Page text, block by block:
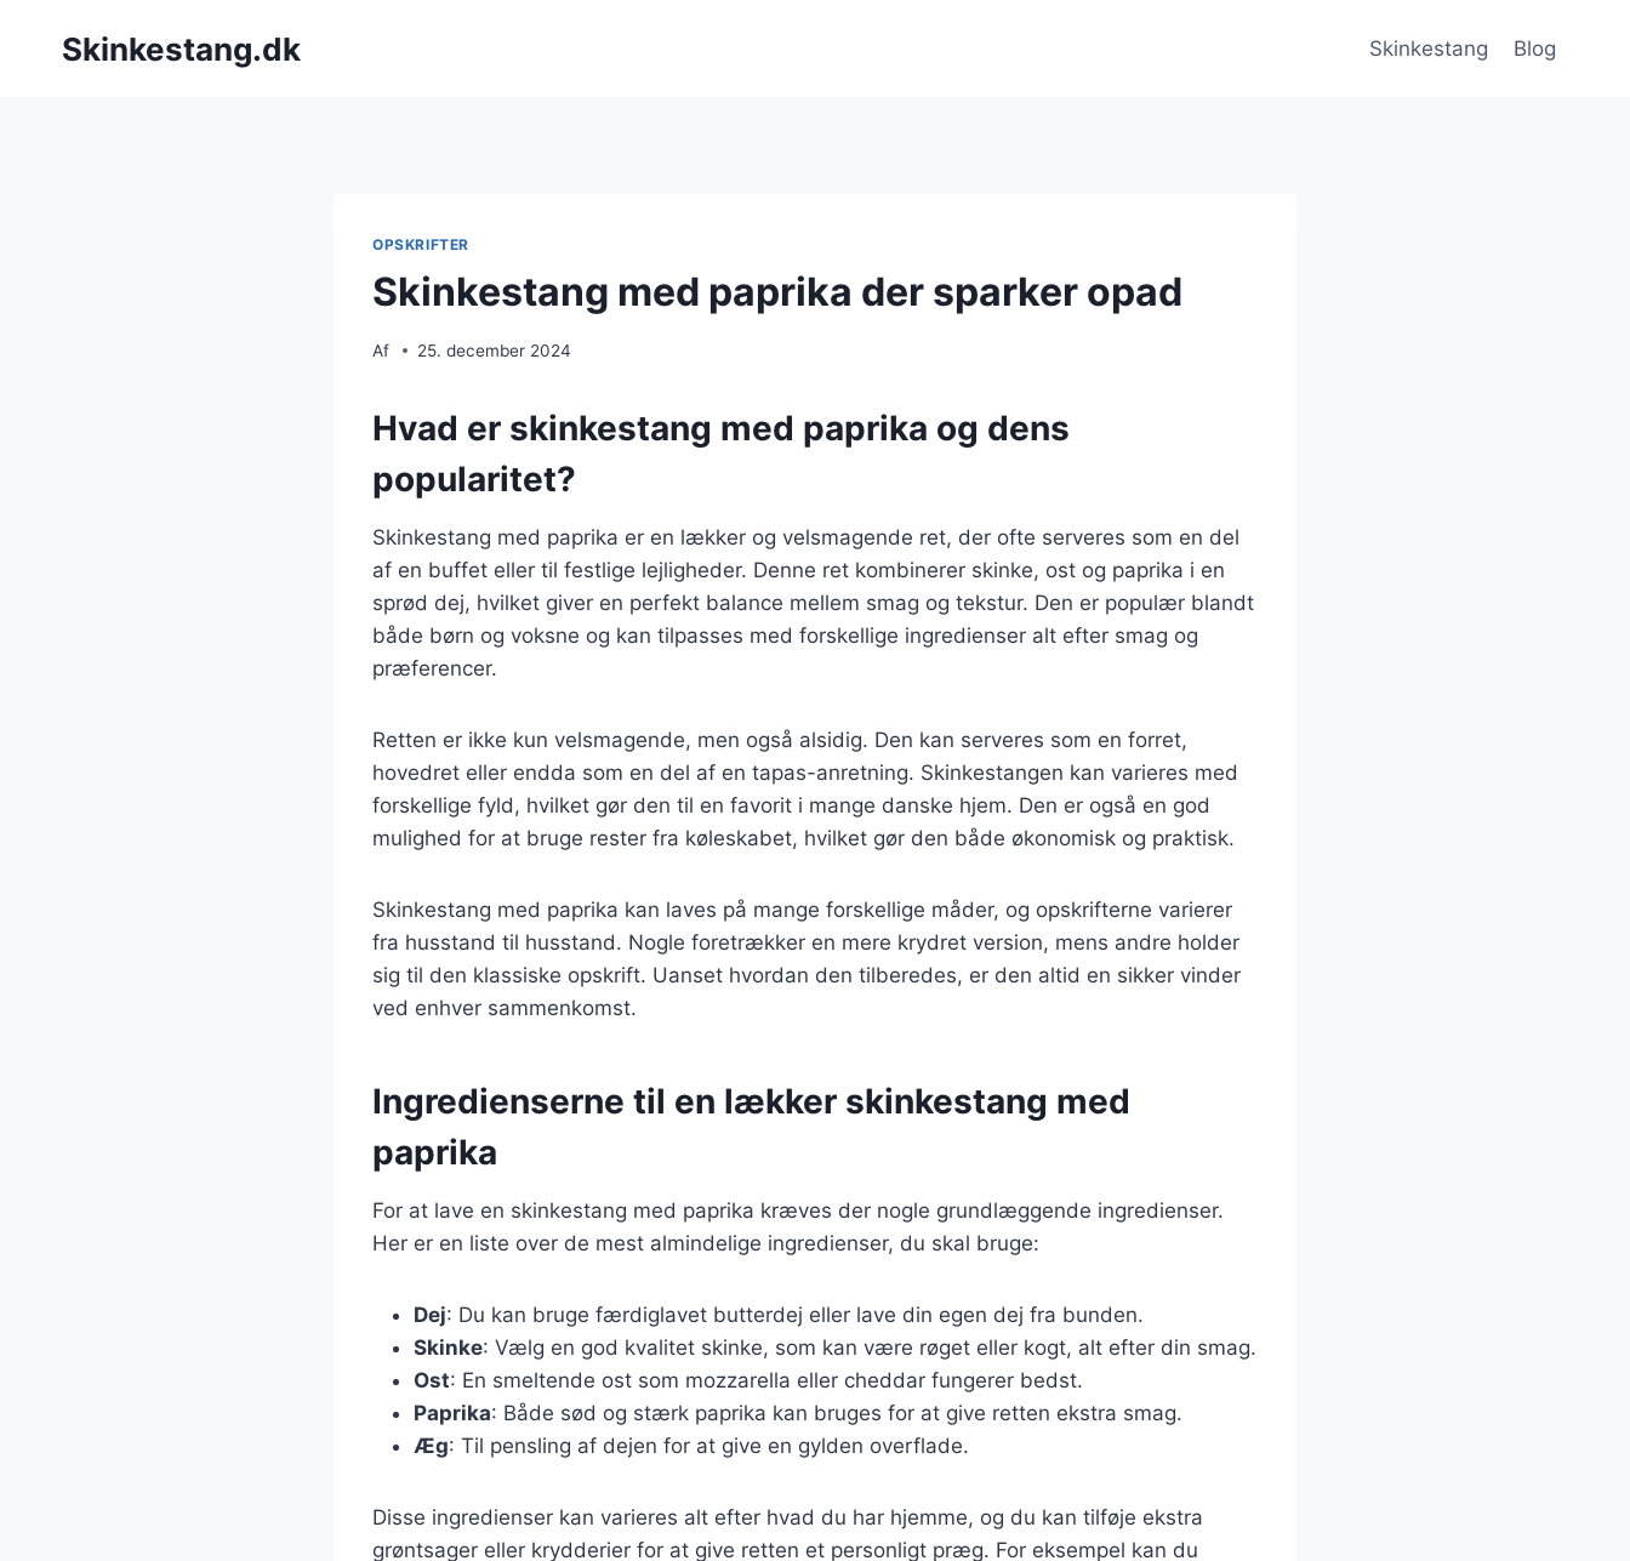
Skinkestang.dk Skinkestang Blog
OPSKRIFTER
Skinkestang med paprika der sparker opad
Af 25. december 2024
Hvad er skinkestang med paprika og dens
popularitet?
Skinkestang med paprika er en lækker og velsmagende ret, der ofte serveres som en del
af en buffet eller til festlige lejligheder. Denne ret kombinerer skinke, ost og paprika i en
sprød dej, hvilket giver en perfekt balance mellem smag og tekstur. Den er populær blandt
både børn og voksne og kan tilpasses med forskellige ingredienser alt efter smag og
præferencer.
Retten er ikke kun velsmagende, men også alsidig. Den kan serveres som en forret,
hovedret eller endda som en del af en tapas-anretning. Skinkestangen kan varieres med
forskellige fyld, hvilket gør den til en favorit i mange danske hjem. Den er også en god
mulighed for at bruge rester fra køleskabet, hvilket gør den både økonomisk og praktisk.
Skinkestang med paprika kan laves på mange forskellige måder, og opskrifterne varierer
fra husstand til husstand. Nogle foretrækker en mere krydret version, mens andre holder
sig til den klassiske opskrift. Uanset hvordan den tilberedes, er den altid en sikker vinder
ved enhver sammenkomst.
Ingredienserne til en lækker skinkestang med
paprika
For at lave en skinkestang med paprika kræves der nogle grundlæggende ingredienser.
Her er en liste over de mest almindelige ingredienser, du skal bruge:
Dej: Du kan bruge færdiglavet butterdej eller lave din egen dej fra bunden.
Skinke: Vælg en god kvalitet skinke, som kan være røget eller kogt, alt efter din smag.
Ost: En smeltende ost som mozzarella eller cheddar fungerer bedst.
Paprika: Både sød og stærk paprika kan bruges for at give retten ekstra smag.
Æg: Til pensling af dejen for at give en gylden overflade.
Disse ingredienser kan varieres alt efter hvad du har hjemme, og du kan tilføje ekstra
grøntsager eller krydderier for at give retten et personligt præg. For eksempel kan du